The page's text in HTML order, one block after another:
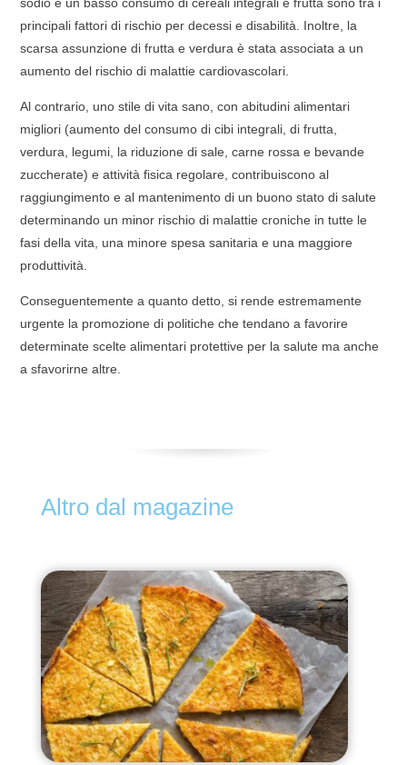
principali fattori di rischio per decessi e disabilità. Inoltre, la
scarsa assunzione di frutta e verdura è stata associata a un
aumento del rischio di malattie cardiovascolari.
Al contrario, uno stile di vita sano, con abitudini alimentari
migliori (aumento del consumo di cibi integrali, di frutta,
verdura, legumi, la riduzione di sale, carne rossa e bevande
zuccherate) e attività fisica regolare, contribuiscono al
raggiungimento e al mantenimento di un buono stato di salute
determinando un minor rischio di malattie croniche in tutte le
fasi della vita, una minore spesa sanitaria e una maggiore
produttività.
Conseguentemente a quanto detto, si rende estremamente
urgente la promozione di politiche che tendano a favorire
determinate scelte alimentari protettive per la salute ma anche
a sfavorirne altre.
Altro dal magazine